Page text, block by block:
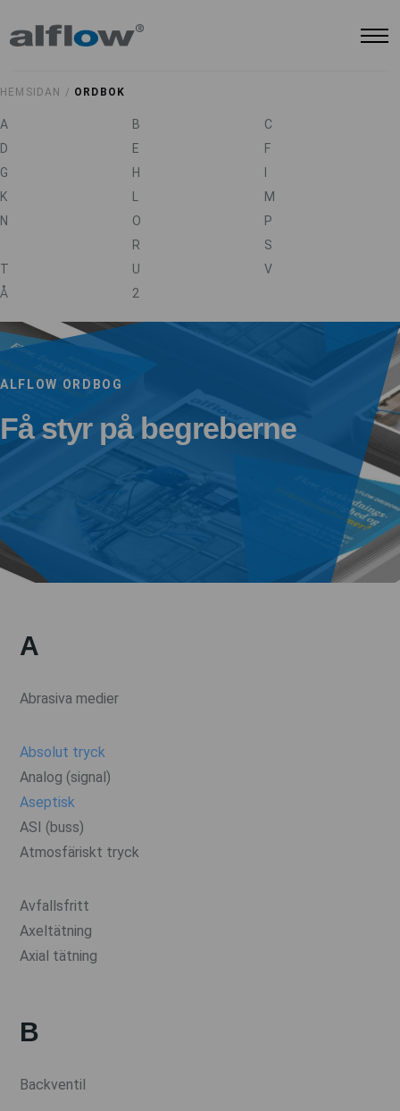
HEMSIDAN / ORDBOK
A B
C
D
E
F
G
H
K
M
N
O
P
R
S
T
U
V
Å
2
ALFLOW ORDBOG
Få styr på begreberne
A
Abrasiva medier
Absolut tryck
Analog (signal)
Aseptisk
ASI (buss)
Atmosfäriskt tryck
Avfallsfritt
Axeltätning
Axial tätning
B
Backventil